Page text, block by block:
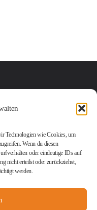
Technologien wie Cookies, um
Wenn du diesen
oder eindeutige IDs auf
nicht erteilst oder zurückziehst,
werden.
umzug.at
+43
1
208
1100
Wien
Öffnungszeiten
Freitag:
08:00
–
(EU)
© 2025profi-
umzug.at Alle Rechte
vorbehalten.